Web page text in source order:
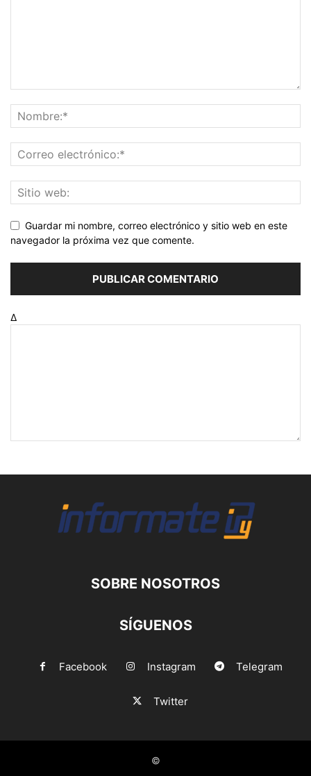
Guardar mi nombre, correo electrónico y sitio web en este
navegador la próxima vez que comente.
Δ
SOBRE NOSOTROS
SÍGUENOS
Facebook Instagram Telegram
Twitter
©